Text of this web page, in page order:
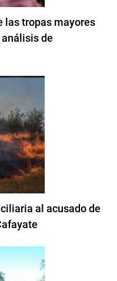
las tropas mayores
de
al acusado de